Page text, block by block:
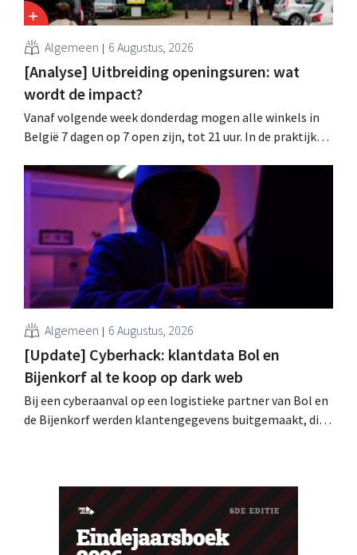
Algemeen 6 Augustus, 2026
[Analyse] Uitbreiding openingsuren: wat
wordt de impact?
Vanaf volgende week donderdag mogen alle winkels in
België 7 dagen op 7 open zijn, tot 21 uur. In de praktijk
arbeidswetgeving een hinderpaal. Is er een gelijk
speelveld?
Algemeen 6 Augustus, 2026
[Update] Cyberhack: klantdata Bol en
Bijenkorf al te koop op dark web
Bij een cyberaanval op een logistieke partner van Bol en
de Bijenkorf werden klantengegevens buitgemaakt, die